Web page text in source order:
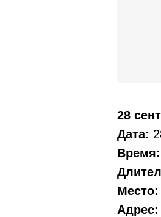
28
Дата:
Время:
Место:
Адрес: